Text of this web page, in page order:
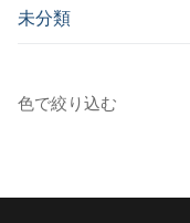
未分類
色で絞り込む